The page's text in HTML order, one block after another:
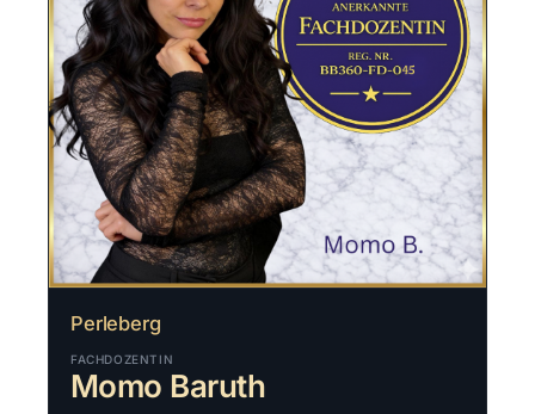
Perleberg
FACHDOZENTIN
Momo Baruth